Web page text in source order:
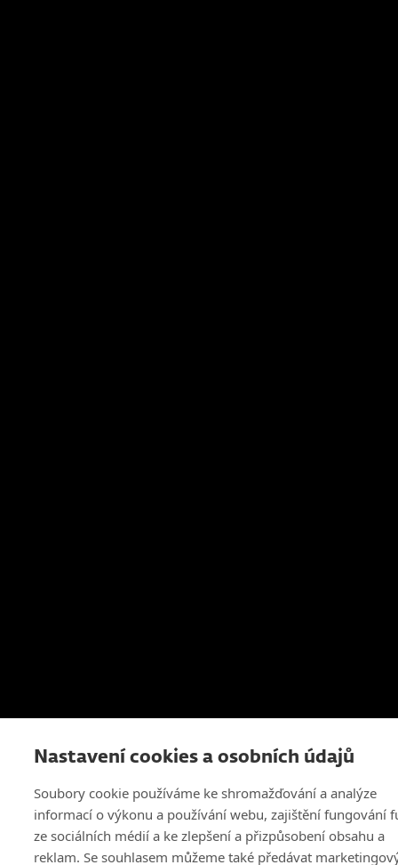
Nastavení cookies a osobních údajů
Soubory cookie používáme ke shromažďování a analýze
informací o výkonu a používání webu, zajištění fungování
ze sociálních médií a ke zlepšení a přizpůsobení obsahu a
reklam. Se souhlasem můžeme také předávat